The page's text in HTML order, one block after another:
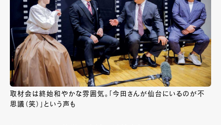
取材会は終始和やかな雰囲気。「今田さんが仙台にいるのが不
思議（笑）」という声も